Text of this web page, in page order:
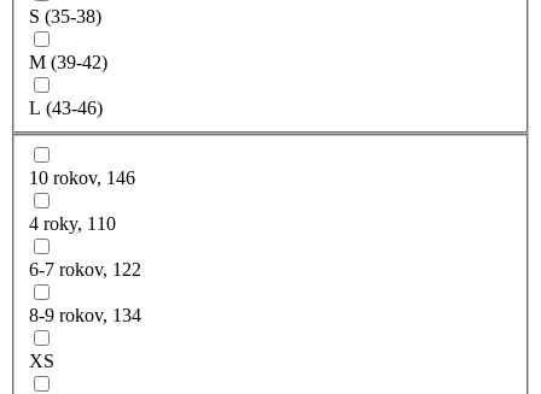
S (35-38)
M (39-42)
L (43-46)
10 rokov, 146
4 roky, 110
6-7 rokov, 122
8-9 rokov, 134
XS